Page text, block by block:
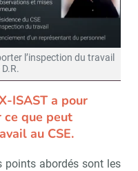
l’inspection du travail
ISAST a pour
que peut
au CSE.
points abordés sont les